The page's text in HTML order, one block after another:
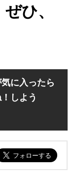
ひ、
に入ったら
しよう